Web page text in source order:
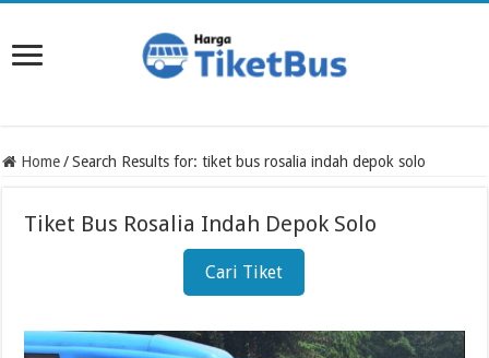
Home / Search Results for: tiket bus rosalia indah depok solo
Tiket Bus Rosalia Indah Depok Solo
Cari Tiket